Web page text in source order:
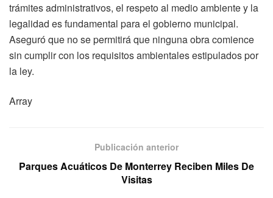
trámites administrativos, el respeto al medio ambiente y la
legalidad es fundamental para el gobierno municipal.
Aseguró que no se permitirá que ninguna obra comience
sin cumplir con los requisitos ambientales estipulados por
la ley.
Array
Publicación anterior
Parques Acuáticos De Monterrey Reciben Miles De
Visitas